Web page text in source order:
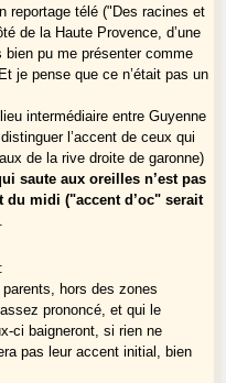
reportage télé ("Des racines et
de la Haute Provence, d’une
bien pu me présenter comme
je pense que ce n’était pas un
intermédiaire entre Guyenne
l’accent de ceux qui
de la rive droite de garonne)
saute aux oreilles n’est pas
du midi ("accent d’oc" serait
parents, hors des zones
prononcé, et qui le
ci baigneront, si rien ne
pas leur accent initial, bien